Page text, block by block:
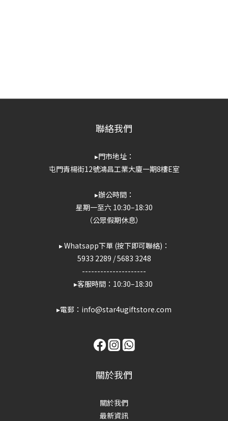
聯絡我們
▸門市地址：
屯門青楊街12號鴻昌工業大廈一期8樓E室
▸辦公時間：
星期一至六 10:30–18:30
（公眾假期休息）
▸ Whatsapp下單 (按下即可聯絡)：
5933 2289 /5683 3248
---------------------
▸客服時間：10:30–18:30
▸電郵：info@star4ugiftstore.com
關於我們
關於我們
最新資訊